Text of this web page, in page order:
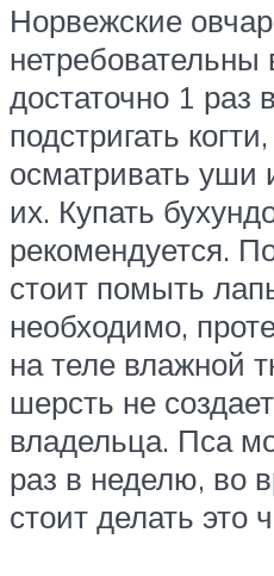
Норвежские
нетребовательны
достаточно 1 раз
подстригать
осматривать уши
их. Купать
рекомендуется.
стоит помыть
необходимо,
на теле влажной
шерсть не
владельца. Пса
раз в неделю, во
стоит делать это